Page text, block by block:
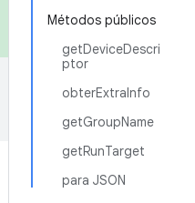
Métodos públicos
getDeviceDescri
ptor
obterExtraInfo
getGroupName
getRunTarget
para JSON